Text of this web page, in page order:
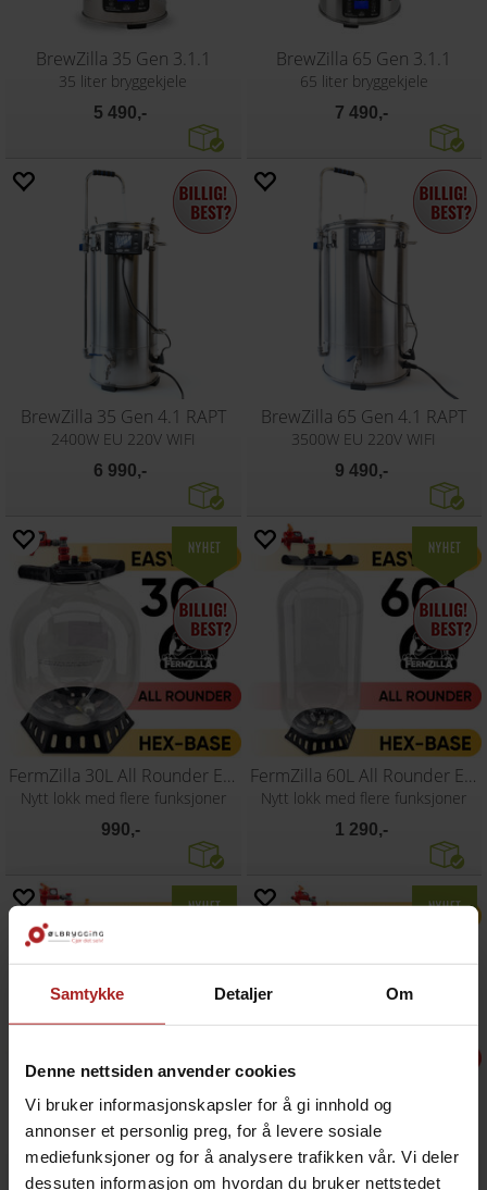
Samtykke Detaljer Om
Denne nettsiden anvender cookies
Vi bruker informasjonskapsler for å gi innhold og
annonser et personlig preg, for å levere sosiale
mediefunksjoner og for å analysere trafikken vår. Vi deler
dessuten informasjon om hvordan du bruker nettstedet
BrewZilla 35 Gen 3.1.1
35 liter bryggekjele
5 490,-
BrewZilla 65 Gen 3.1.1
65 liter bryggekjele
7 490,-
BrewZilla 35 Gen 4.1 RAPT
2400W EU 220V WIFI
6 990,-
BrewZilla 65 Gen 4.1 RAPT
3500W EU 220V WIFI
9 490,-
FermZilla 30L All Rounder Easy-Grip
Nytt lokk med flere funksjoner
990,-
FermZilla 60L All Rounder Easy-Grip
Nytt lokk med flere funksjoner
1 290,-
FermZilla 27L Tri-conical EasyGrip Start
Nytt lokk med flere funksjoner Nytt lokk med flere funksjoner